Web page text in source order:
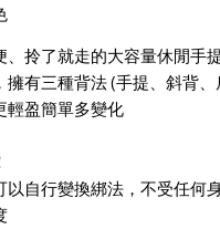
、拎了就走的大容量休閒手
擁有三種背法 (手提、斜背、
輕盈簡單多變化
以自行變換綁法，不受任何